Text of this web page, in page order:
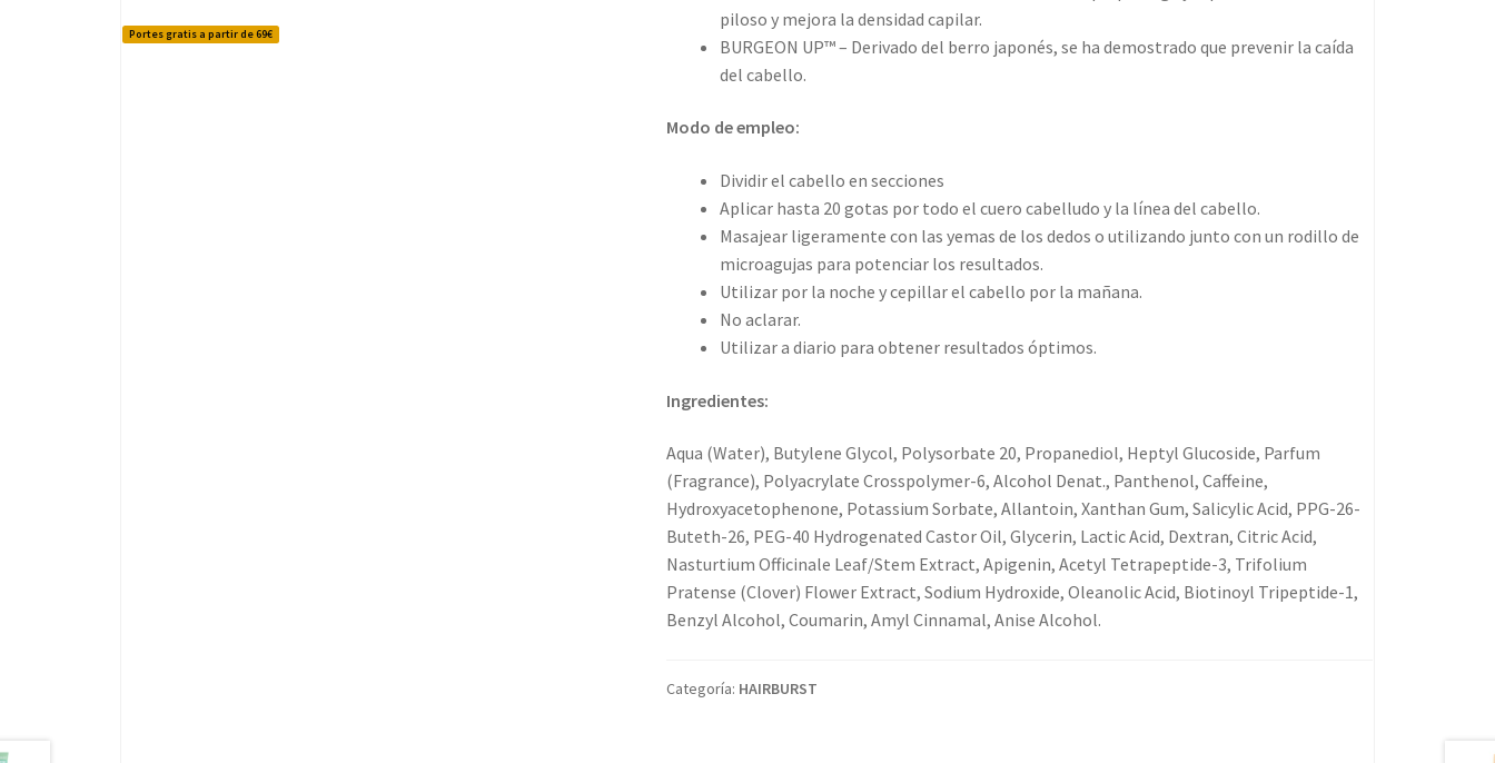
Portes gratis a partir de 69€
piloso y mejora la densidad capilar.
BURGEON UP™ – Derivado del berro japonés, se ha demostrado que prevenir la caída
del cabello.
Modo de empleo:
Dividir el cabello en secciones
Aplicar hasta 20 gotas por todo el cuero cabelludo y la línea del cabello.
Masajear ligeramente con las yemas de los dedos o utilizando junto con un rodillo de
microagujas para potenciar los resultados.
Utilizar por la noche y cepillar el cabello por la mañana.
No aclarar.
Utilizar a diario para obtener resultados óptimos.
Ingredientes:
Aqua (Water), Butylene Glycol, Polysorbate 20, Propanediol, Heptyl Glucoside, Parfum
(Fragrance), Polyacrylate Crosspolymer-6, Alcohol Denat., Panthenol, Caffeine,
Hydroxyacetophenone, Potassium Sorbate, Allantoin, Xanthan Gum, Salicylic Acid, PPG-26-
Buteth-26, PEG-40 Hydrogenated Castor Oil, Glycerin, Lactic Acid, Dextran, Citric Acid,
Nasturtium Officinale Leaf/Stem Extract, Apigenin, Acetyl Tetrapeptide-3, Trifolium
Pratense (Clover) Flower Extract, Sodium Hydroxide, Oleanolic Acid, Biotinoyl Tripeptide-1,
Benzyl Alcohol, Coumarin, Amyl Cinnamal, Anise Alcohol.
Categoría: HAIRBURST